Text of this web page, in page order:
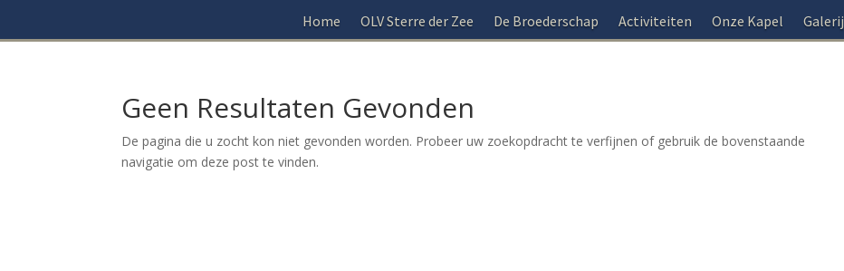
Home OLV Sterre der Zee De Broederschap Activiteiten Onze Kapel Galerij
Geen Resultaten Gevonden
De pagina die u zocht kon niet gevonden worden. Probeer uw zoekopdracht te verfijnen of gebruik de bovenstaande
navigatie om deze post te vinden.